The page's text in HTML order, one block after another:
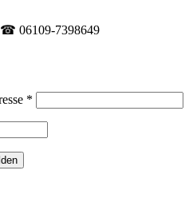
☎ 06109-7398649
*